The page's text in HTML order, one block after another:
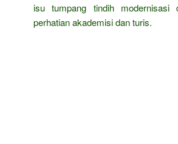
isu tumpang tindih modernisasi
perhatian akademisi dan turis.